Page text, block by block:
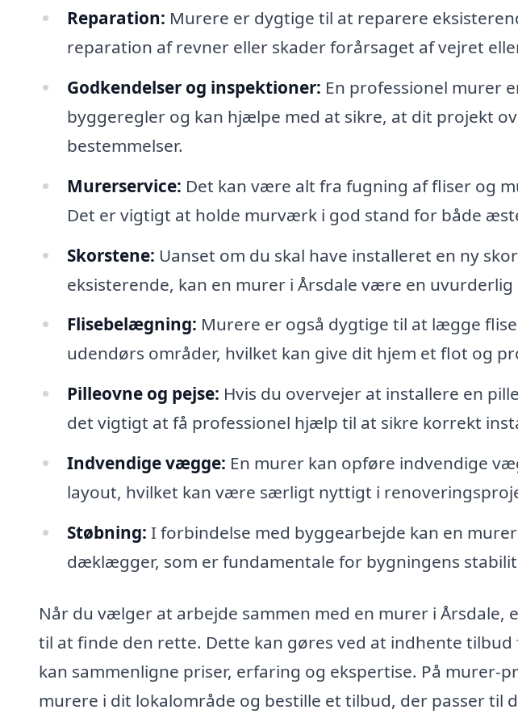
Reparation: Murere er dygtige til at reparere
reparation af revner eller skader forårsaget af vejret
Godkendelser og inspektioner: En professionel murer
byggeregler og kan hjælpe med at sikre, at dit projekt
bestemmelser.
Murerservice: Det kan være alt fra fugning af fliser og
Det er vigtigt at holde murværk i god stand for både
Skorstene: Uanset om du skal have installeret en ny
eksisterende, kan en murer i Årsdale være en
Flisebelægning: Murere er også dygtige til at lægge
udendørs områder, hvilket kan give dit hjem et flot og
Pilleovne og pejse: Hvis du overvejer at installere en
det vigtigt at få professionel hjælp til at sikre korrekt
Indvendige vægge: En murer kan opføre indvendige
layout, hvilket kan være særligt nyttigt i
Støbning: I forbindelse med byggearbejde kan en
dæklægger, som er fundamentale for bygningens
Når du vælger at arbejde sammen med en murer i Årsdale,
til at finde den rette. Dette kan gøres ved at indhente
kan sammenligne priser, erfaring og ekspertise. På murer-
murere i dit lokalområde og bestille et tilbud, der passer til